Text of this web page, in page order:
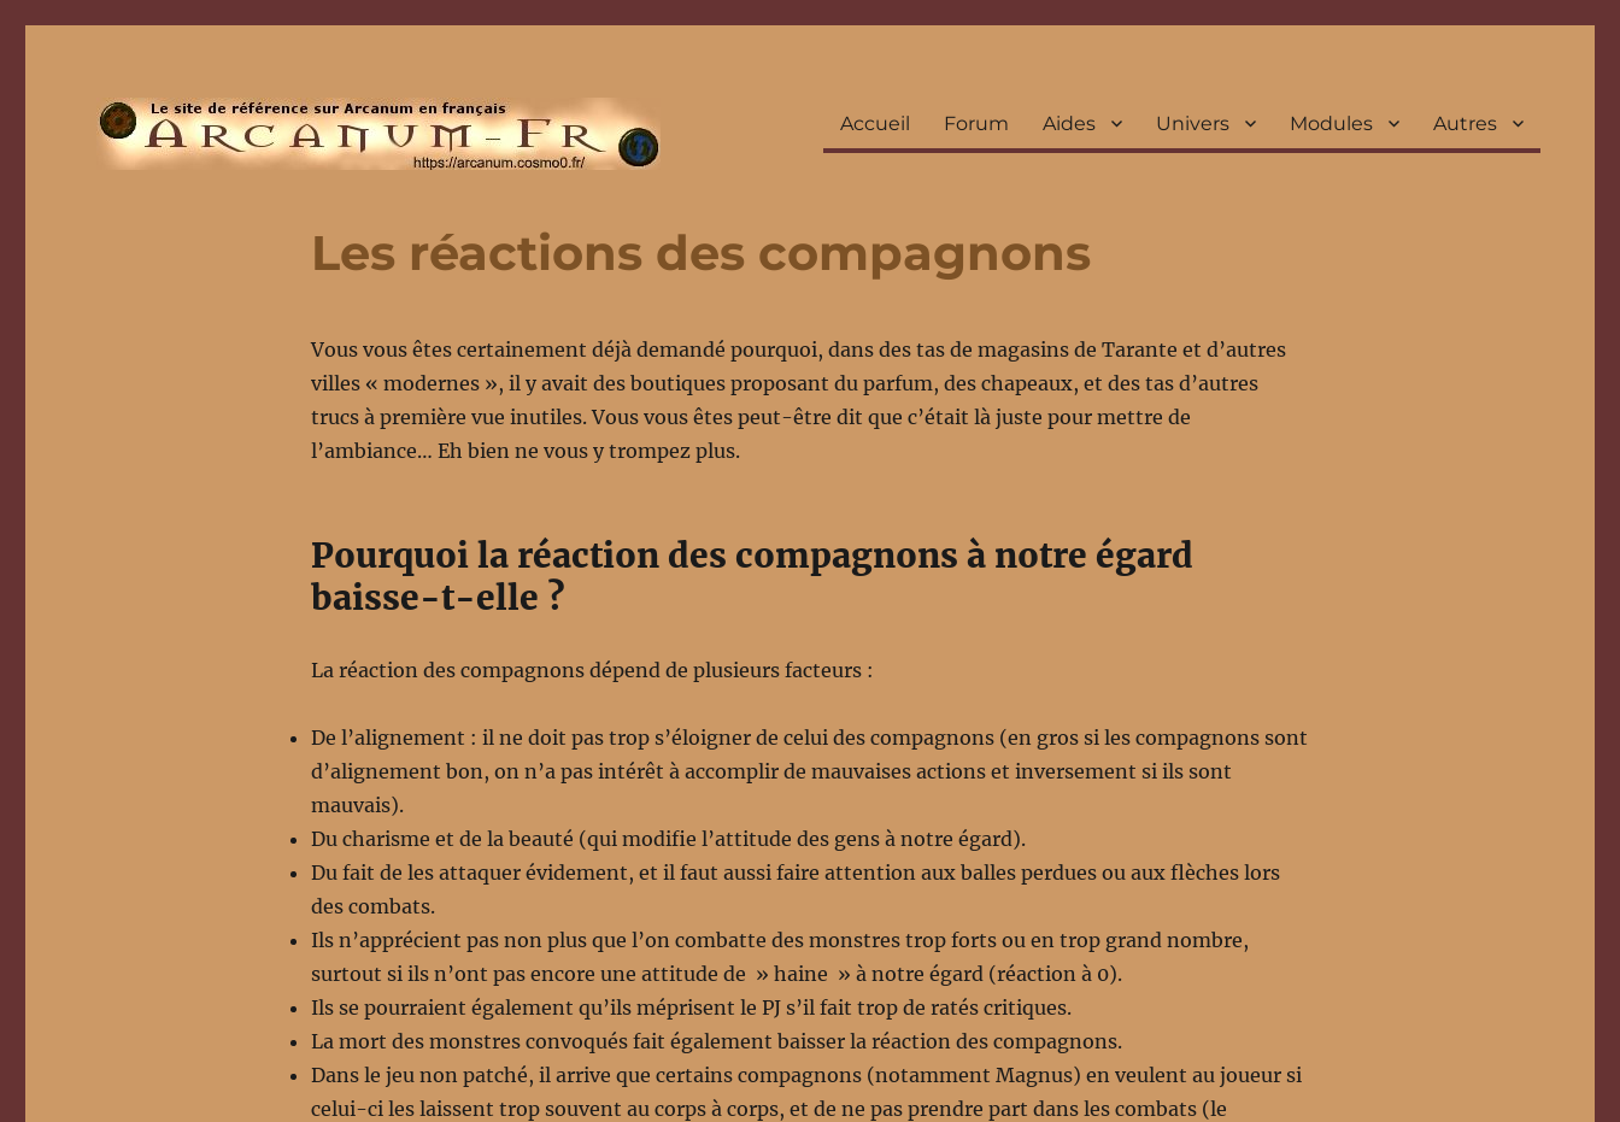
Accueil Forum Aides Univers Modules Autres
Les réactions des compagnons
Vous vous êtes certainement déjà demandé pourquoi, dans des tas de magasins de Tarante et d’autres
villes « modernes », il y avait des boutiques proposant du parfum, des chapeaux, et des tas d’autres
trucs à première vue inutiles. Vous vous êtes peut-être dit que c’était là juste pour mettre de
l’ambiance… Eh bien ne vous y trompez plus.
Pourquoi la réaction des compagnons à notre égard
baisse-t-elle ?
La réaction des compagnons dépend de plusieurs facteurs :
De l’alignement : il ne doit pas trop s’éloigner de celui des compagnons (en gros si les compagnons sont
d’alignement bon, on n’a pas intérêt à accomplir de mauvaises actions et inversement si ils sont
mauvais).
Du charisme et de la beauté (qui modifie l’attitude des gens à notre égard).
Du fait de les attaquer évidement, et il faut aussi faire attention aux balles perdues ou aux flèches lors
des combats.
Ils n’apprécient pas non plus que l’on combatte des monstres trop forts ou en trop grand nombre,
surtout si ils n’ont pas encore une attitude de » haine » à notre égard (réaction à 0).
Ils se pourraient également qu’ils méprisent le PJ s’il fait trop de ratés critiques.
La mort des monstres convoqués fait également baisser la réaction des compagnons.
Dans le jeu non patché, il arrive que certains compagnons (notamment Magnus) en veulent au joueur si
celui-ci les laissent trop souvent au corps à corps, et de ne pas prendre part dans les combats (le